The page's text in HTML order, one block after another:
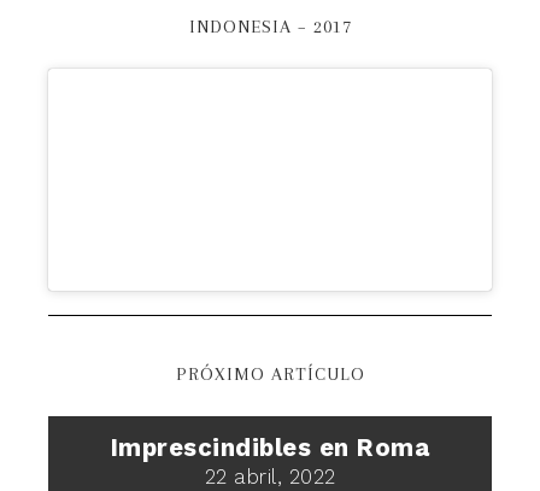
INDONESIA – 2017
PRÓXIMO ARTÍCULO
Imprescindibles en Roma
22 abril, 2022